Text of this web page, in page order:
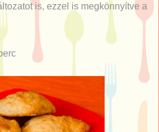
is, ezzel is megkönnyítve a